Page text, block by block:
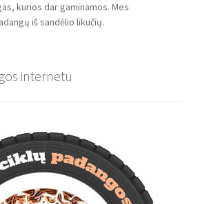
kurios dar gaminamos. Mes
iš sandėlio likučių.
internetu